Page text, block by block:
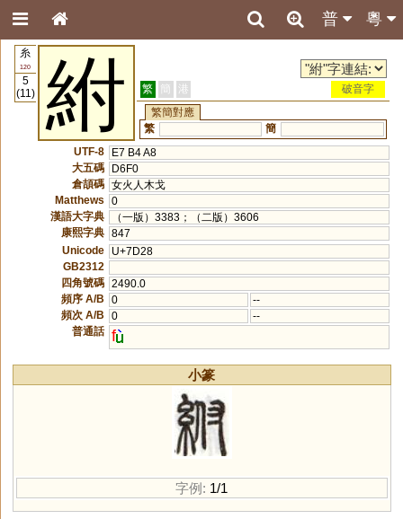
粵
普
糸
120
5
(11)
紨 繁 簡 港
破音字
繁簡對應
繁
簡
UTF-8
E7 B4 A8
大五碼
D6F0
倉頡碼 女火人木戈
Matthews
0
漢語大字典
（一版）3383；（二版）3606
康熙字典 847
Unicode
U+7D28
GB2312
四角號碼 2490.0
頻序 A/B
0
--
頻次 A/B
0
--
普通話 f
小篆
字例: 1/1